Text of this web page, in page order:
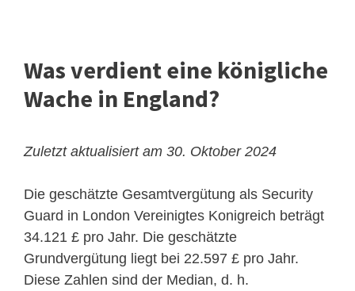
Was verdient eine königliche
Wache in England?
Zuletzt aktualisiert am 30. Oktober 2024
Die geschätzte Gesamtvergütung als Security
Guard in London Vereinigtes Konigreich beträgt
34.121 £ pro Jahr. Die geschätzte
Grundvergütung liegt bei 22.597 £ pro Jahr.
Diese Zahlen sind der Median, d. h.